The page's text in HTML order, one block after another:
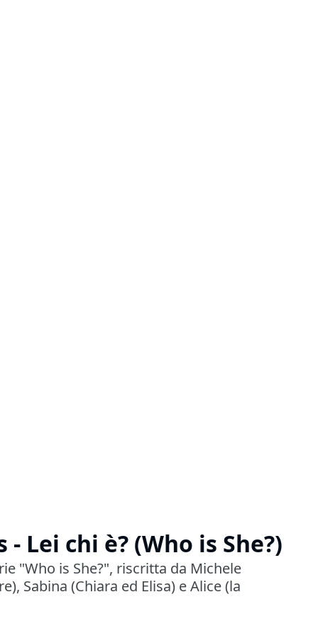
Lei chi è? (Who is She?)
"Who is She?", riscritta da Michele
Sabina (Chiara ed Elisa) e Alice (la